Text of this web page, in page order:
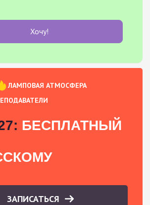
Хочу!
ЛАМПОВАЯ АТМОСФЕРА
БЕСПЛАТНЫЙ
ЗАПИСАТЬСЯ